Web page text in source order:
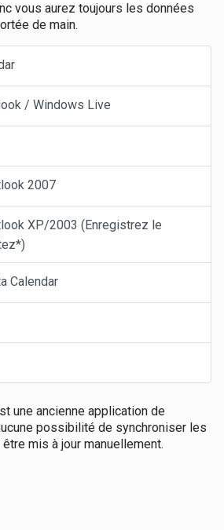
vous aurez toujours les données
de main.
/ Windows Live
2007
XP/2003 (Enregistrez le
Calendar
une ancienne application de
possibilité de synchroniser les
mis à jour manuellement.